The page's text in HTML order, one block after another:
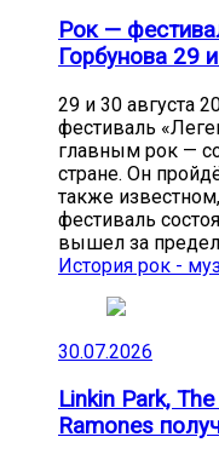
Рок —
Горбунова 29
29 и 30 августа
фестиваль
главным рок —
стране. Он
также
фестиваль
вышел за
История рок -
30.07.2026
Linkin Park,
Ramones